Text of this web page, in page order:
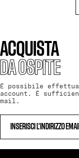
ACQUISTA
DA OSPITE
È possibile
account. È
mail.